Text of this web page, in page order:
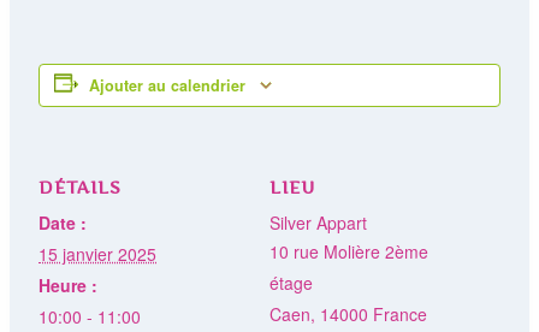
Ajouter au calendrier
DÉTAILS
Date :
15 janvier 2025
Heure :
10:00 - 11:00
LIEU
Silver Appart
10 rue Molière 2ème
étage
Caen, 14000 France